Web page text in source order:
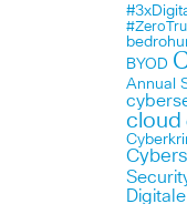
BYOD
Annual
cloud